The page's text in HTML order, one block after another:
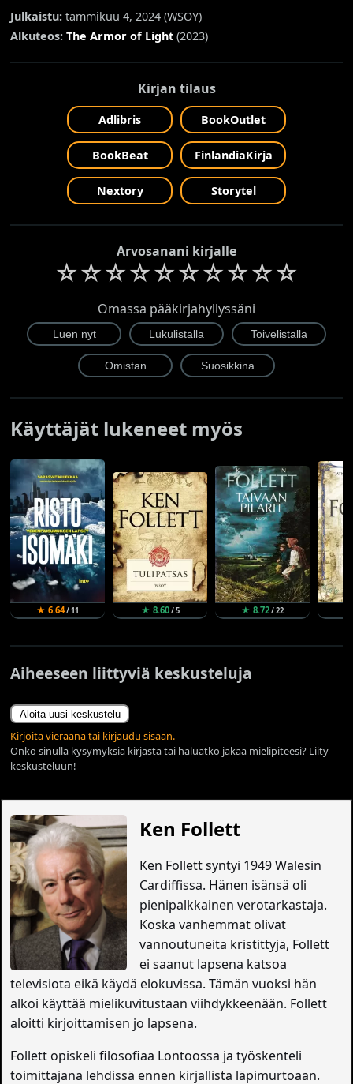
Julkaistu: tammikuu 4, 2024 (WSOY)
Alkuteos: The Armor of Light (2023)
Kirjan tilaus
Adlibris BookOutlet
BookBeat FinlandiaKirja
Nextory Storytel
Arvosanani kirjalle
☆☆☆☆☆☆☆☆☆☆
Omassa pääkirjahyllyssäni
Käyttäjät lukeneet myös
★ 6.64/ 11 ★ 8.60/ 5 ★ 8.72/ 22
Aiheeseen liittyviä keskusteluja
Aloita uusi keskustelu
Kirjoita vieraana tai kirjaudu sisään.
Onko sinulla kysymyksiä kirjasta tai haluatko jakaa mielipiteesi? Liity
keskusteluun!
Ken Follett
Ken Follett syntyi 1949 Walesin
Cardiffissa. Hänen isänsä oli
pienipalkkainen verotarkastaja.
Koska vanhemmat olivat
vannoutuneita kristittyjä, Follett
ei saanut lapsena katsoa
televisiota eikä käydä elokuvissa. Tämän vuoksi hän
alkoi käyttää mielikuvitustaan viihdykkeenään. Follett
aloitti kirjoittamisen jo lapsena.
Follett opiskeli filosofiaa Lontoossa ja työskenteli
toimittajana lehdissä ennen kirjallista läpimurtoaan.